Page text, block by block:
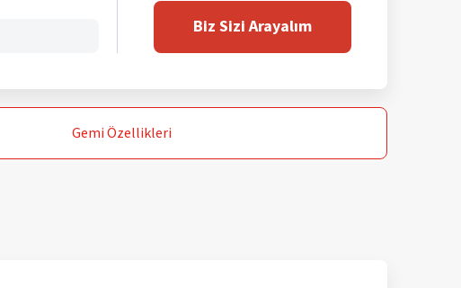
Biz Sizi Arayalım
GemiÖzellikleri